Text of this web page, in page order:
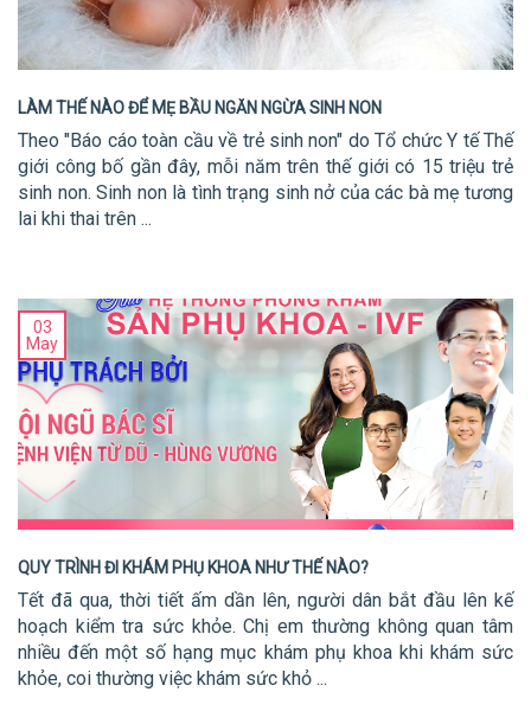
LÀM THẾ NÀO ĐỂ MẸ BẦU NGĂN NGỪA SINH NON
Theo "Báo cáo toàn cầu về trẻ sinh non" do Tổ chức Y tế Thế
giới công bố gần đây, mỗi năm trên thế giới có 15 triệu trẻ
sinh non. Sinh non là tình trạng sinh nở của các bà mẹ tương
lai khi thai trên ...
03
May
QUY TRÌNH ĐI KHÁM PHỤ KHOA NHƯ THẾ NÀO?
Tết đã qua, thời tiết ấm dần lên, người dân bắt đầu lên kế
hoạch kiểm tra sức khỏe. Chị em thường không quan tâm
nhiều đến một số hạng mục khám phụ khoa khi khám sức
khỏe, coi thường việc khám sức khỏ ...